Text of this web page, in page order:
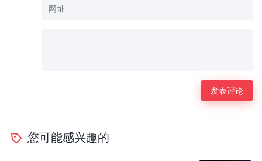
您可能感兴趣的